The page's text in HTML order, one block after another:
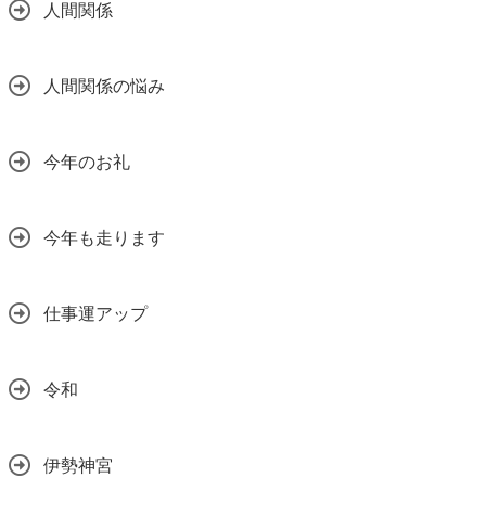
人間関係
人間関係の悩み
今年のお礼
今年も走ります
仕事運アップ
令和
伊勢神宮